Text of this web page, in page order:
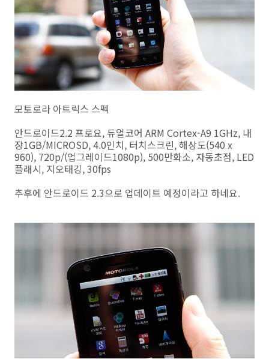
모토로라 아트릭스 스펙
안드로이드2.2 프로요, 듀얼코어 ARM Cortex-A9 1GHz, 내
장1GB/MICROSD, 4.0인치, 터치스크린, 해상도(540 x
960), 720p/(업그레이드1080p), 500만화소, 자동초점, LED
플래시, 지오태깅, 30fps
추후에 안드로이드 2.3으로 업데이트 예정이라고 하네요.